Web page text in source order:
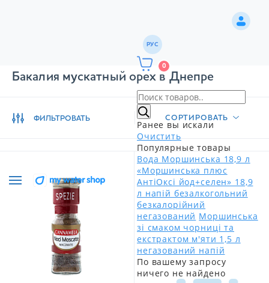
РУС
0
Ранее вы искали
Очистить
Популярные товары
Вода Моршинська 18,9 л
«Моршинська плюс
АнтіОксі йод+селен» 18,9
л напій безалкогольний
безкалорійний
негазований Моршинська
зі смаком чорниці та
екстрактом м'яти 1,5 л
негазований напій
По вашему запросу
ничего не найдено
Бакалия мускатный орех в Днепре
ФИЛЬТРОВАТЬ СОРТИРОВАТЬ